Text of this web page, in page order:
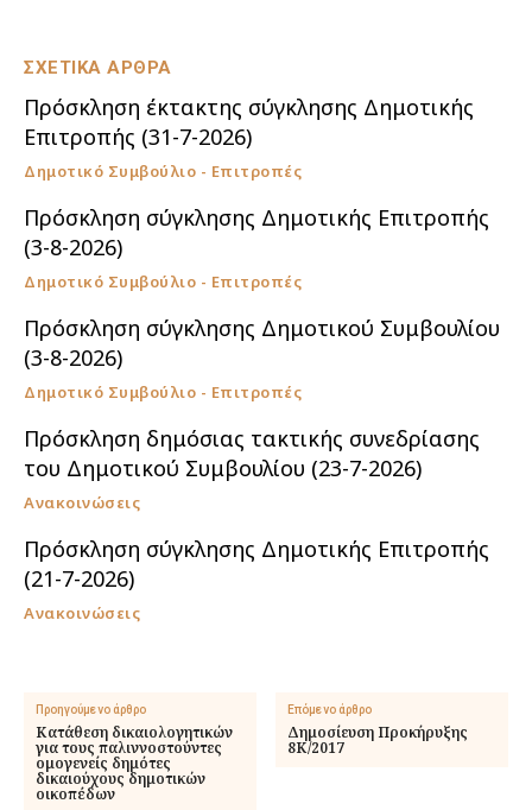
ΣΧΕΤΙΚΑ ΑΡΘΡΑ
Πρόσκληση έκτακτης σύγκλησης Δημοτικής
Επιτροπής (31-7-2026)
Δημοτικό Συμβούλιο - Επιτροπές
Πρόσκληση σύγκλησης Δημοτικής Επιτροπής
(3-8-2026)
Δημοτικό Συμβούλιο - Επιτροπές
Πρόσκληση σύγκλησης Δημοτικού Συμβουλίου
(3-8-2026)
Δημοτικό Συμβούλιο - Επιτροπές
Πρόσκληση δημόσιας τακτικής συνεδρίασης
του Δημοτικού Συμβουλίου (23-7-2026)
Ανακοινώσεις
Πρόσκληση σύγκλησης Δημοτικής Επιτροπής
(21-7-2026)
Ανακοινώσεις
Προηγούμενο άρθρο
Κατάθεση δικαιολογητικών
για τους παλιννοστούντες
ομογενείς δημότες
δικαιούχους δημοτικών
οικοπέδων
Επόμενο άρθρο
Δημοσίευση Προκήρυξης
8Κ/2017